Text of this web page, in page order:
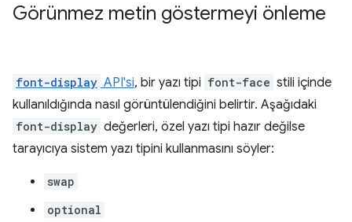
Görünmez metin göstermeyi önleme
font-display API'si, bir yazı tipi font-face stili içinde
kullanıldığında nasıl görüntülendiğini belirtir. Aşağıdaki
font-display değerleri, özel yazı tipi hazır değilse
tarayıcıya sistem yazı tipini kullanmasını söyler:
swap
optional